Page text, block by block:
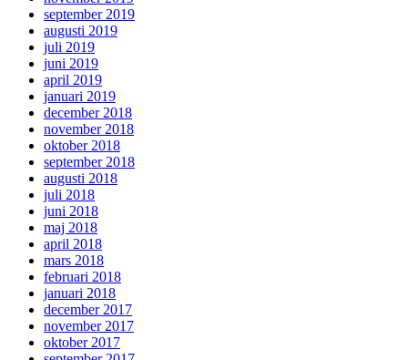
september 2019
augusti 2019
juli 2019
juni 2019
april 2019
januari 2019
december 2018
november 2018
oktober 2018
september 2018
augusti 2018
juli 2018
juni 2018
maj 2018
april 2018
mars 2018
februari 2018
januari 2018
december 2017
november 2017
oktober 2017